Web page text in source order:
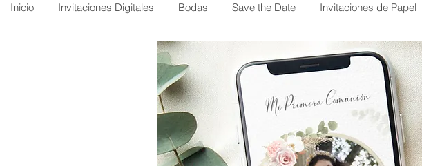
Inicio Invitaciones Digitales Bodas Save the Date Invitaciones de Papel